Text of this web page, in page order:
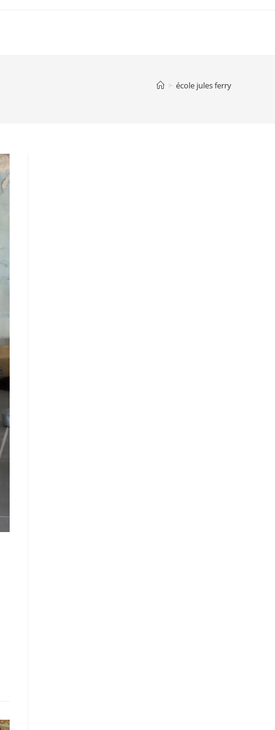
> école jules ferry